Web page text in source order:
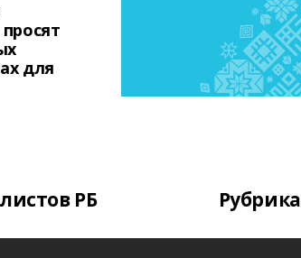
для
РБ